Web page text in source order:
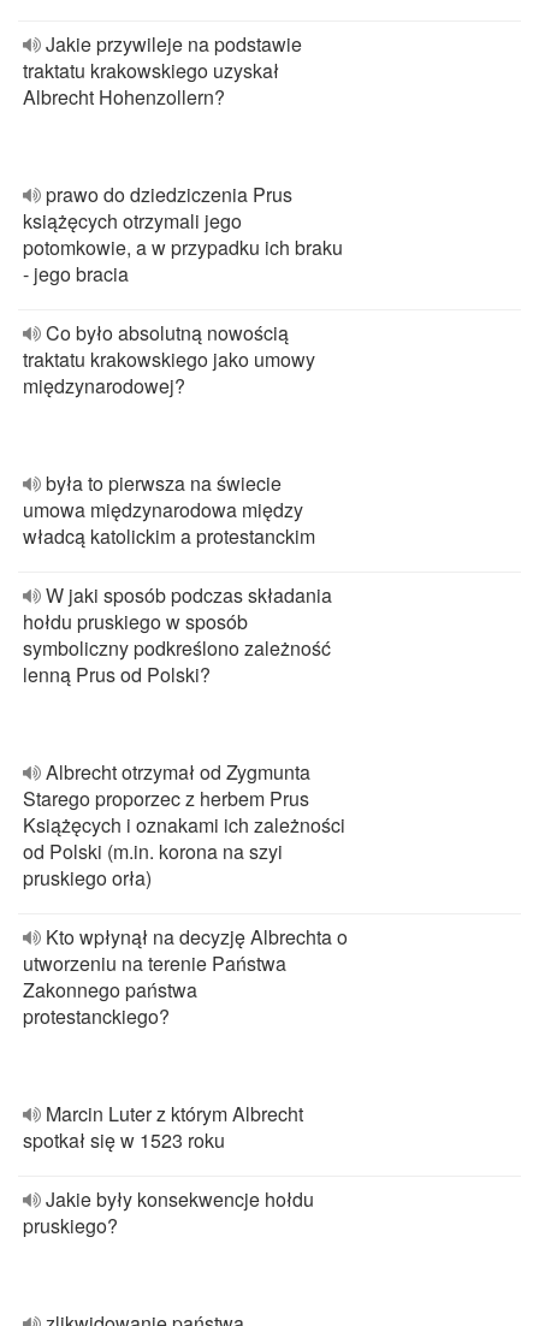
Jakie przywileje na podstawie
traktatu krakowskiego uzyskał
Albrecht Hohenzollern?
prawo do dziedziczenia Prus
książęcych otrzymali jego
potomkowie, a w przypadku ich braku
- jego bracia
Co było absolutną nowością
traktatu krakowskiego jako umowy
międzynarodowej?
była to pierwsza na świecie
umowa międzynarodowa między
władcą katolickim a protestanckim
W jaki sposób podczas składania
hołdu pruskiego w sposób
symboliczny podkreślono zależność
lenną Prus od Polski?
Albrecht otrzymał od Zygmunta
Starego proporzec z herbem Prus
Książęcych i oznakami ich zależności
od Polski (m.in. korona na szyi
pruskiego orła)
Kto wpłynął na decyzję Albrechta o
utworzeniu na terenie Państwa
Zakonnego państwa
protestanckiego?
Marcin Luter z którym Albrecht
spotkał się w 1523 roku
Jakie były konsekwencje hołdu
pruskiego?